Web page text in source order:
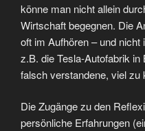
könne man nicht allein
Wirtschaft begegnen. Die
oft im Aufhören – und
z.B. die Tesla-Autofabrik
falsch verstandene, viel zu
Die Zugänge zu den
persönliche Erfahrungen